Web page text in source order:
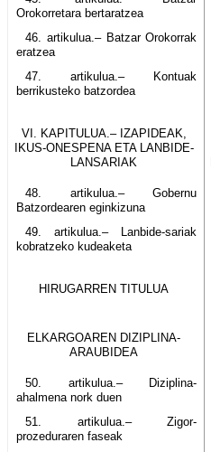
Orokorretara bertaratzea
46. artikulua.– Batzar Orokorrak
eratzea
47. artikulua.– Kontuak
berrikusteko batzordea
VI. KAPITULUA.– IZAPIDEAK,
IKUS-ONESPENA ETA LANBIDE-
LANSARIAK
48. artikulua.– Gobernu
Batzordearen eginkizuna
49. artikulua.– Lanbide-sariak
kobratzeko kudeaketa
HIRUGARREN TITULUA
ELKARGOAREN DIZIPLINA-
ARAUBIDEA
50. artikulua.– Diziplina-
ahalmena nork duen
51. artikulua.– Zigor-
prozeduraren faseak